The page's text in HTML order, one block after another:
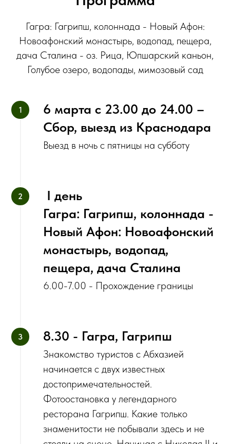
Гагра: Гагрипш, колоннада - Новый Афон:
Новоафонский монастырь, водопад, пещера,
дача Сталина - оз. Рица, Юпшарский каньон,
Голубое озеро, водопады, мимозовый сад
6 марта с‌ 23.00 до 24.00 –
Сбор, выезд из Краснодара
‌Выезд в ночь с пятницы на субботу
‌ I день
Гагра: Гагрипш, колоннада -
Новый Афон: Новоафонский
монастырь, водопад,
пещера, дача Сталина
6.00-7.00 - Прохождение границы
8.30 - Гагра, Гагрипш
Знакомство туристов с Абхазией
начинается с двух известных
достопримечательностей.
Фотоостановка у легендарного
ресторана Гагрипш. Какие только
знаменитости не побывали здесь и не